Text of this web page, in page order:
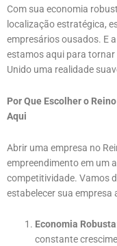
Com sua economia
localização estratégica,
empresários ousados. E
estamos aqui para tornar
Unido uma realidade
Por Que Escolher o
Aqui
Abrir uma empresa no
empreendimento em um
competitividade. Vamos
estabelecer sua empresa
Economia Robusta
constante